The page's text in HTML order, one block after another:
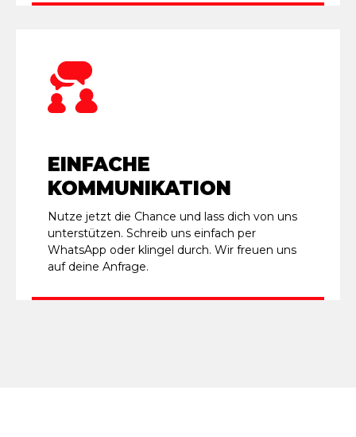
EINFACHE
KOMMUNIKATION
Nutze jetzt die Chance und lass dich von uns
unterstützen. Schreib uns einfach per
WhatsApp oder klingel durch. Wir freuen uns
auf deine Anfrage.